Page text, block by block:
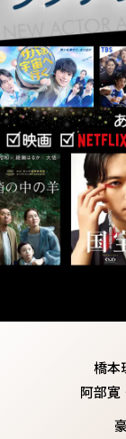
橋本
阿部寛